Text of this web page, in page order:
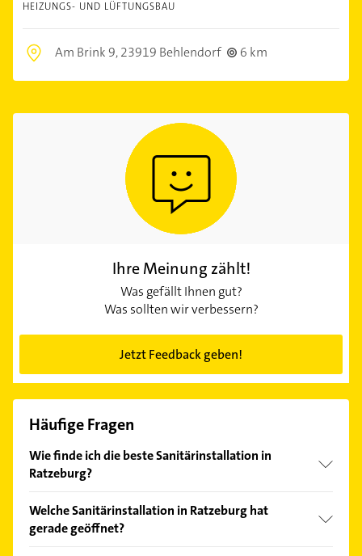
HEIZUNGS- UND LÜFTUNGSBAU
Am Brink 9,23919 Behlendorf 6 km
Ihre Meinung zählt!
Was gefällt Ihnen gut?
Was sollten wir verbessern?
Jetzt Feedback geben!
Häufige Fragen
Wie finde ich die beste Sanitärinstallation in
Ratzeburg?
Kundenmeinungen und profitieren Sie von den
Empfehlungen. Die Suchergebnisse können Sie sich
Welche Sanitärinstallation in Ratzeburg hat
gerade geöffnet?